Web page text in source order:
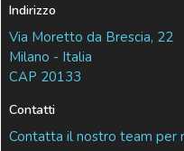
Indirizzo
Via Moretto da Brescia, 22
Milano - Italia
CAP 20133
Contatti
Contatta il nostro team per